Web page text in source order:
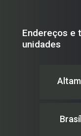
Endereços e
unidades